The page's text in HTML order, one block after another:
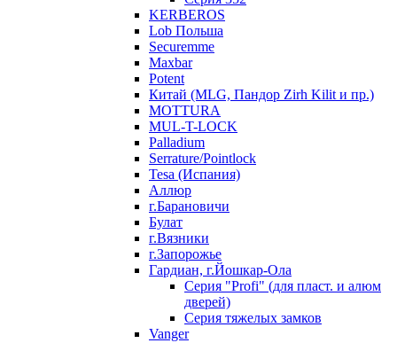
KERBEROS
Lob Польша
Securemme
Maxbar
Potent
Китай (MLG, Пандор Zirh Kilit и пр.)
MOTTURA
MUL-T-LOCK
Palladium
Serrature/Pointlock
Tesa (Испания)
Аллюр
г.Барановичи
Булат
г.Вязники
г.Запорожье
Гардиан, г.Йошкар-Ола
Серия "Profi" (для пласт. и алюм
дверей)
Серия тяжелых замков
Vanger